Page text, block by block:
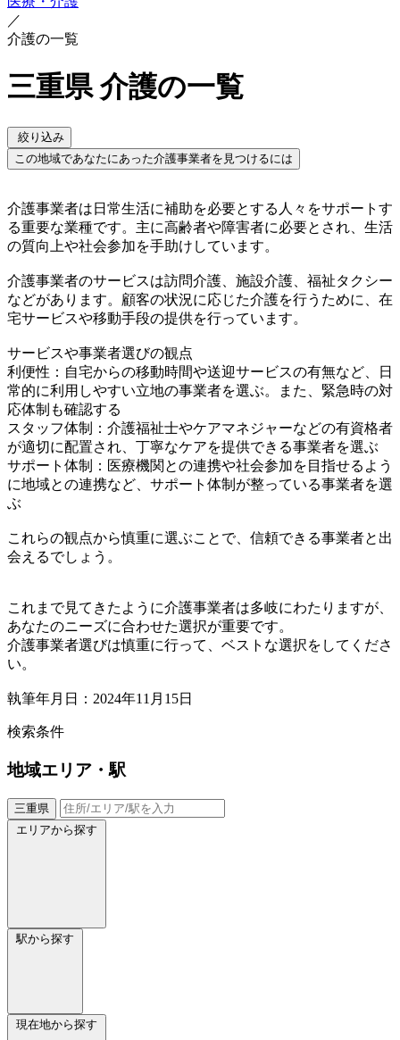
／
介護の一覧
三重県 介護の一覧
絞り込み
この地域であなたにあった介護事業者を見つけるには
介護事業者は日常生活に補助を必要とする人々をサポートす
る重要な業種です。主に高齢者や障害者に必要とされ、生活
の質向上や社会参加を手助けしています。
介護事業者のサービスは訪問介護、施設介護、福祉タクシー
などがあります。顧客の状況に応じた介護を行うために、在
宅サービスや移動手段の提供を行っています。
サービスや事業者選びの観点
利便性：自宅からの移動時間や送迎サービスの有無など、日
常的に利用しやすい立地の事業者を選ぶ。また、緊急時の対
応体制も確認する
スタッフ体制：介護福祉士やケアマネジャーなどの有資格者
が適切に配置され、丁寧なケアを提供できる事業者を選ぶ
サポート体制：医療機関との連携や社会参加を目指せるよう
に地域との連携など、サポート体制が整っている事業者を選
ぶ
これらの観点から慎重に選ぶことで、信頼できる事業者と出
会えるでしょう。
これまで見てきたように介護事業者は多岐にわたりますが、
あなたのニーズに合わせた選択が重要です。
介護事業者選びは慎重に行って、ベストな選択をしてくださ
い。
執筆年月日：2024年11月15日
検索条件
地域エリア・駅
三重県
エリアから探す
駅から探す
現在地から探す